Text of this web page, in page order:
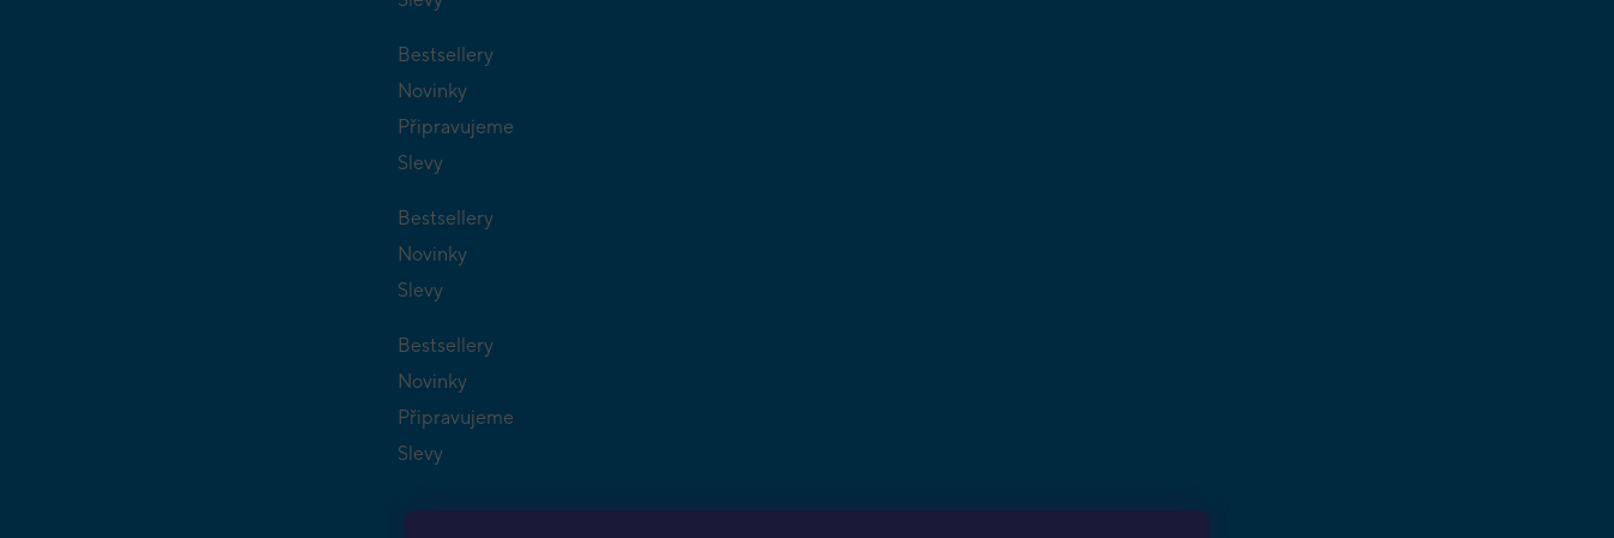
Bestsellery
Novinky
Připravujeme
Slevy
Bestsellery
Novinky
Slevy
Bestsellery
Novinky
Připravujeme
Slevy